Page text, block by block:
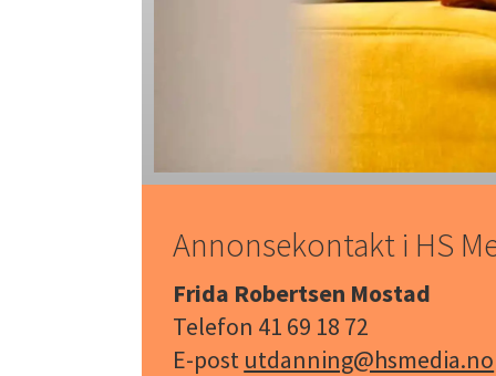
Annonsekontakt i HS
Frida Robertsen Mostad
Telefon 41 69 18 72
E-post utdanning@hsmedia.no